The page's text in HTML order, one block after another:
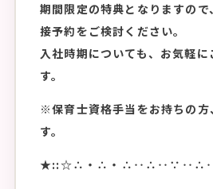
期間限定の特典となりますの
接予約をご検討ください。
入社時期についても、お気軽に
す。
※保育士資格手当をお持ちの方
す。
★::☆∴・∴・